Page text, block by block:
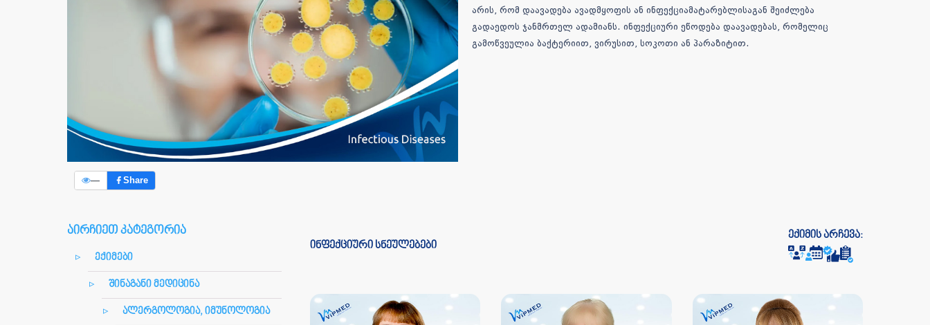
— Share
არის, რომ დაავადება ავადმყოფის ან ინფექციამატარებლისაგან შეიძლება
გადაედოს ჯანმრთელ ადამიანს. ინფექციური ეწოდება დაავადებას, რომელიც
გამოწვეულია ბაქტერიით, ვირუსით, სოკოთი ან პარაზიტით.
აირჩიეთ კატეგორია
ექიმები
შინაგანი მედიცინა
ალერგოლოგია, იმუნოლოგია
ინფექციური სნეულებები
ექიმის არჩევა: